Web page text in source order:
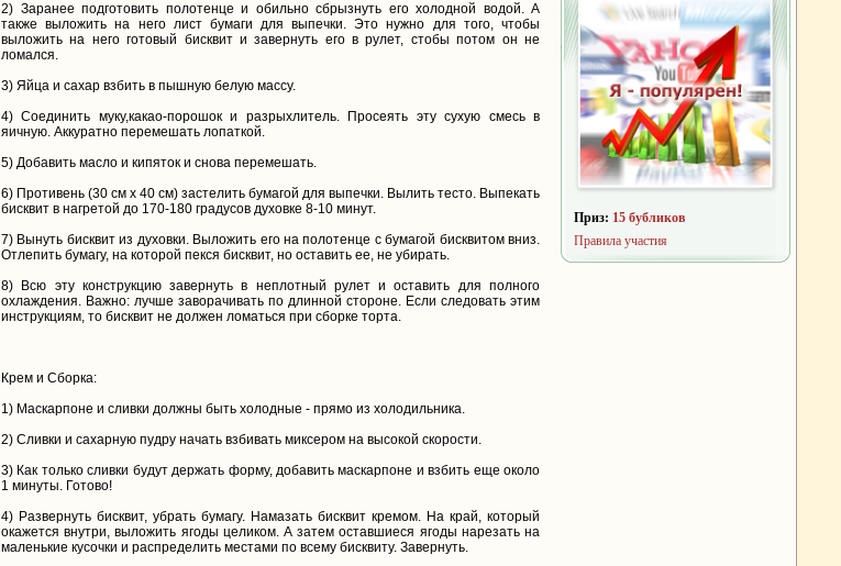
2) Заранее подготовить полотенце и обильно сбрызнуть его холодной водой. А
также выложить на него лист бумаги для выпечки. Это нужно для того, чтобы
выложить на него готовый бисквит и завернуть его в рулет, стобы потом он не
ломался.
3) Яйца и сахар взбить в пышную белую массу.
4) Соединить муку,какао-порошок и разрыхлитель. Просеять эту сухую смесь в
яичную. Аккуратно перемешать лопаткой.
5) Добавить масло и кипяток и снова перемешать.
6) Противень (30 см х 40 см) застелить бумагой для выпечки. Вылить тесто. Выпекать
бисквит в нагретой до 170-180 градусов духовке 8-10 минут.
7) Вынуть бисквит из духовки. Выложить его на полотенце с бумагой бисквитом вниз.
Отлепить бумагу, на которой пекся бисквит, но оставить ее, не убирать.
8) Всю эту конструкцию завернуть в неплотный рулет и оставить для полного
охлаждения. Важно: лучше заворачивать по длинной стороне. Если следовать этим
инструкциям, то бисквит не должен ломаться при сборке торта.
Крем и Сборка:
1) Маскарпоне и сливки должны быть холодные - прямо из холодильника.
2) Сливки и сахарную пудру начать взбивать миксером на высокой скорости.
3) Как только сливки будут держать форму, добавить маскарпоне и взбить еще около
1 минуты. Готово!
4) Развернуть бисквит, убрать бумагу. Намазать бисквит кремом. На край, который
окажется внутри, выложить ягоды целиком. А затем оставшиеся ягоды нарезать на
маленькие кусочки и распределить местами по всему бисквиту. Завернуть.
Приз: 15 бубликов
Правила участия